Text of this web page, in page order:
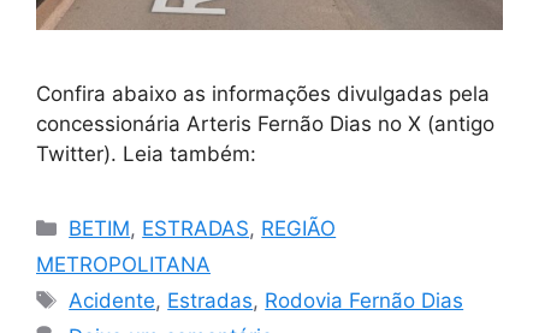
Confira abaixo as informações divulgadas pela
concessionária Arteris Fernão Dias no X (antigo
Twitter). Leia também:
Categorias
BETIM, ESTRADAS, REGIÃO
METROPOLITANA
Tags
Acidente, Estradas, Rodovia Fernão Dias